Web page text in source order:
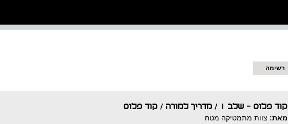
רשימה
קוד פלוס - שלב 1 / מדריך למורה / קוד פלוס
מאת: צוות מתמטיקה מטח